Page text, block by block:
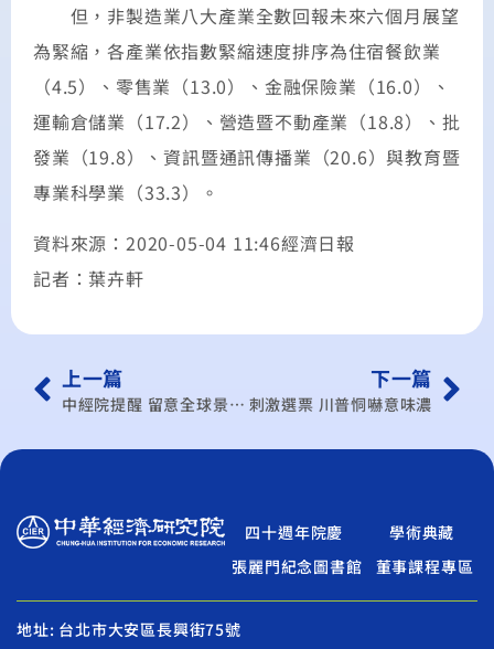
但，非製造業八大產業全數回報未來六個月展望
為緊縮，各產業依指數緊縮速度排序為住宿餐飲業
（4.5）、零售業（13.0）、金融保險業（16.0）、
運輸倉儲業（17.2）、營造暨不動產業（18.8）、批
發業（19.8）、資訊暨通訊傳播業（20.6）與教育暨
專業科學業（33.3）。
資料來源：2020-05-04 11:46經濟日報
記者：葉卉軒
上一篇
中經院提醒 留意全球景氣衰退對台灣貿易衝擊
下一篇
刺激選票 川普恫嚇意味濃
四十週年院慶
學術典藏
張麗門紀念圖書館
董事課程專區
地址: 台北市大安區長興街75號